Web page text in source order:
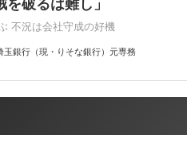
を破るは難し」
不況は会社守成の好機
玉銀行（現・りそな銀行）元専務